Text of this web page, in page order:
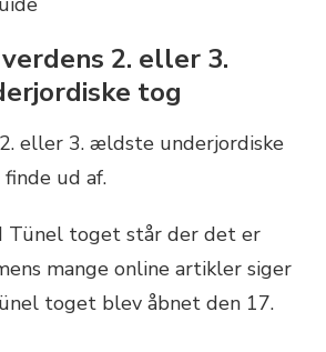
2. eller 3.
tog
eller 3. ældste underjordiske
ud af.
Tünel toget står der det er
mange online artikler siger
toget blev åbnet den 17.